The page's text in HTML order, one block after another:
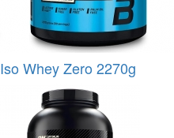
Iso Whey Zero 2270g